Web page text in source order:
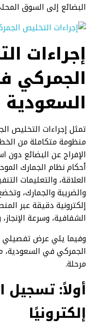
البضائع إلى السوق
إجراءات
الجمركي​
السعودية
تمثل إجراءات التخليص
منظومة متكاملة من
الإفراج عن البضائع دون
أحكام نظام الجمارك
العلاقة، والتعليمات
والضريبة والجمارك،
إلكترونية دقيقة عبر
الشفافية، وسرعة
وفيما يلي عرض تفصيلي
الجمركي في السعودية،
مرحلة.
أولاً: تسجيل
إلكترونيًا